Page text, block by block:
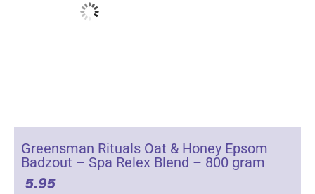
Greensman Rituals Oat & Honey Epsom
Badzout – Spa Relex Blend – 800 gram
5.95